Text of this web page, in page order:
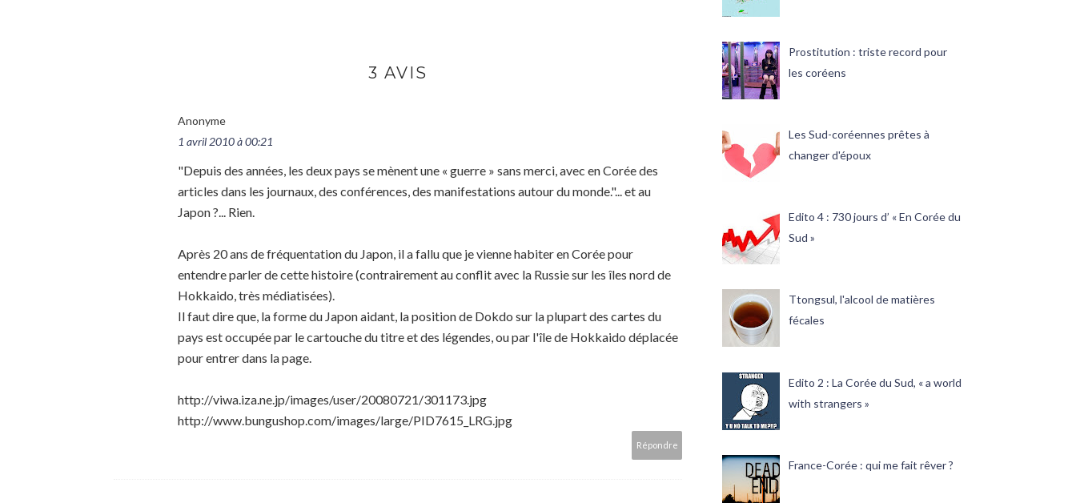
3 AVIS
Anonyme
1 avril 2010 à 00:21
"Depuis des années, les deux pays se mènent une « guerre » sans merci, avec en Corée des
articles dans les journaux, des conférences, des manifestations autour du monde."... et au
Japon ?... Rien.
Après 20 ans de fréquentation du Japon, il a fallu que je vienne habiter en Corée pour
entendre parler de cette histoire (contrairement au conflit avec la Russie sur les îles nord de
Hokkaido, très médiatisées).
Il faut dire que, la forme du Japon aidant, la position de Dokdo sur la plupart des cartes du
pays est occupée par le cartouche du titre et des légendes, ou par l'île de Hokkaido déplacée
pour entrer dans la page.
http://viwa.iza.ne.jp/images/user/20080721/301173.jpg
http://www.bungushop.com/images/large/PID7615_LRG.jpg
Répondre
Prostitution : triste record pour
les coréens
Les Sud-coréennes prêtes à
changer d'époux
Edito 4 : 730 jours d’ « En Corée du
Sud »
Ttongsul, l'alcool de matières
fécales
Edito 2 : La Corée du Sud, « a world
with strangers »
France-Corée : qui me fait rêver ?